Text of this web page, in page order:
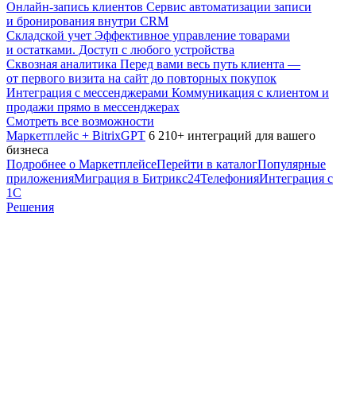
Онлайн-запись клиентов Сервис автоматизации записи
и бронирования внутри CRM
Складской учет Эффективное управление товарами
и остатками. Доступ с любого устройства
Сквозная аналитика Перед вами весь путь клиента —
от первого визита на сайт до повторных покупок
Интеграция с мессенджерами Коммуникация с клиентом и
продажи прямо в мессенджерах
Смотреть все возможности
Маркетплейс + BitrixGPT 6 210+ интеграций для вашего
бизнеса
Подробнее о МаркетплейсеПерейти в каталогПопулярные
приложенияМиграция в Битрикс24ТелефонияИнтеграция с
1С
Решения